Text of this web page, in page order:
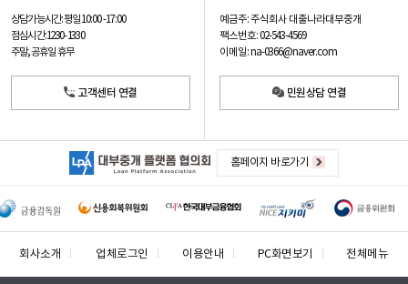
상담가능시간: 평일10:00 -17:00
점심시간: 12:30 - 13:30
주말, 공휴일 휴무
고객센터 연결
예금주: 주식회사 대출나라대부중개
팩스번호: 02-543-4569
이메일: na-0366@naver.com
민원상담 연결
홈페이지 바로가기
회사소개 업체로그인 이용안내 PC화면보기 전체메뉴